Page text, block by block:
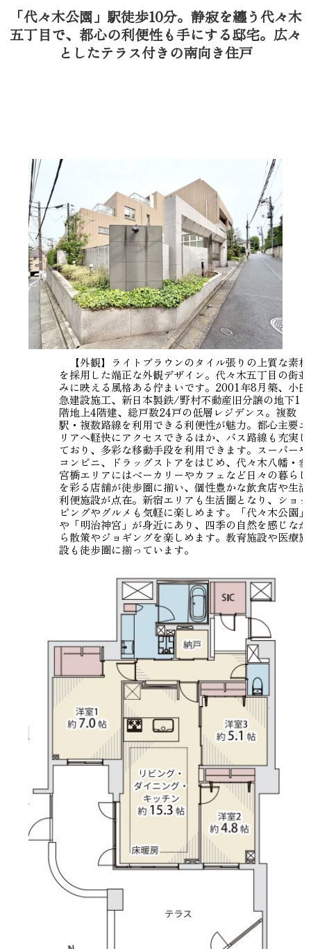
「代々木公園」駅徒歩10分。静寂を纏う代々木
五丁目で、都心の利便性も手にする邸宅。広々
としたテラス付きの南向き住戸
【外観】ライトブラウンのタイル張りの上質な素材
を採用した端正な外観デザイン。代々木五丁目の街並
みに映える風格ある佇まいです。2001年8月築、小田
急建設施工、新日本製鉄/野村不動産旧分譲の地下1
階地上4階建、総戸数24戸の低層レジデンス。複数
駅・複数路線を利用できる利便性が魅力。都心主要エ
リアへ軽快にアクセスできるほか、バス路線も充実し
ており、多彩な移動手段を利用できます。スーパーや
コンビニ、ドラッグストアをはじめ、代々木八幡・参
宮橋エリアにはベーカリーやカフェなど日々の暮らし
を彩る店舗が徒歩圏に揃い、個性豊かな飲食店や生活
利便施設が点在。新宿エリアも生活圏となり、ショッ
ピングやグルメも気軽に楽しめます。「代々木公園」
や「明治神宮」が身近にあり、四季の自然を感じなが
ら散策やジョギングを楽しめます。教育施設や医療施
設も徒歩圏に揃っています。